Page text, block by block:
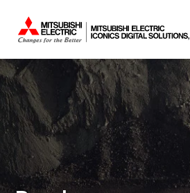
Spanish